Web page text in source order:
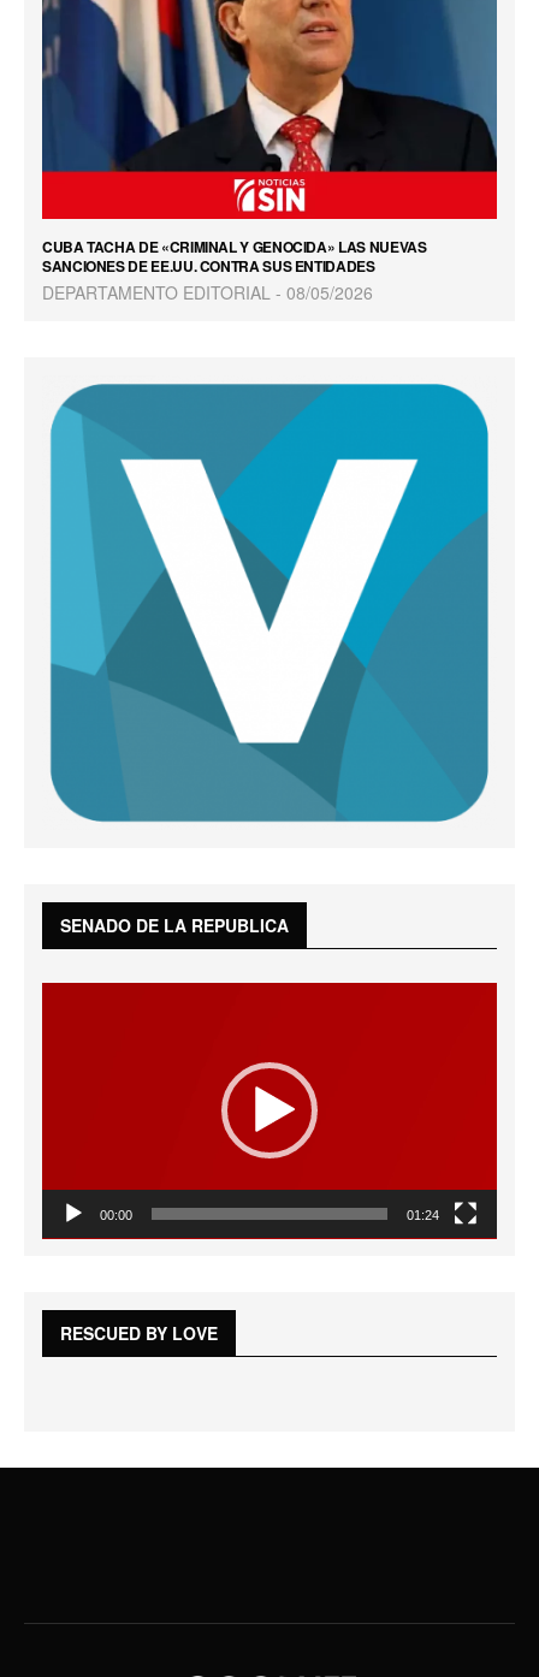
CUBA TACHA DE «CRIMINAL Y GENOCIDA» LAS NUEVAS
SANCIONES DE EE.UU. CONTRA SUS ENTIDADES
DEPARTAMENTO EDITORIAL 08/05/2026
SENADO DE LA REPUBLICA
00:00 01:24
RESCUED BY LOVE